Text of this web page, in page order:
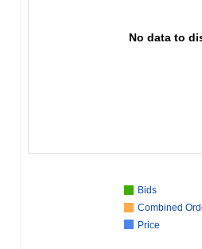
No data to
Bids
Combined
Price